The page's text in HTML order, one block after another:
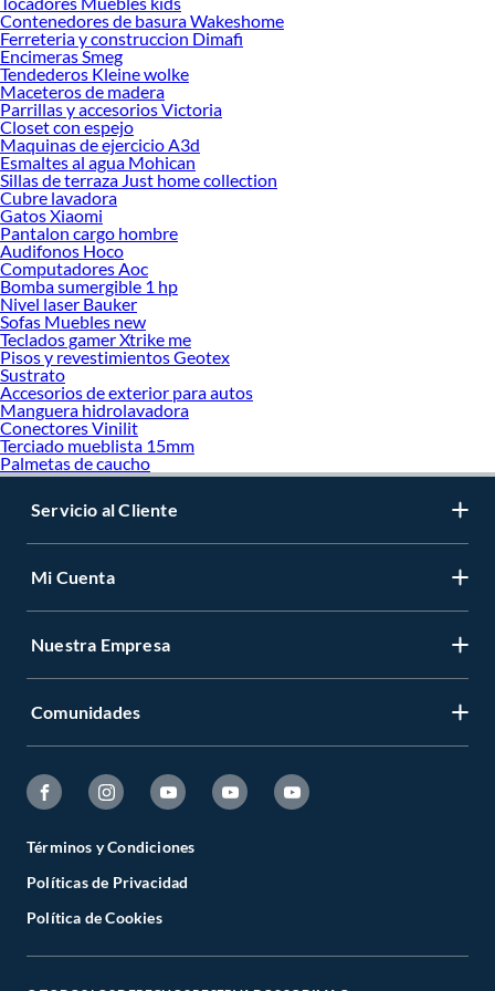
Contenedores de basura Wakeshome
Ferreteria y construccion Dimafi
Encimeras Smeg
Tendederos Kleine wolke
Maceteros de madera
Parrillas y accesorios Victoria
Closet con espejo
Maquinas de ejercicio A3d
Esmaltes al agua Mohican
Sillas de terraza Just home collection
Cubre lavadora
Gatos Xiaomi
Pantalon cargo hombre
Audifonos Hoco
Computadores Aoc
Bomba sumergible 1 hp
Nivel laser Bauker
Sofas Muebles new
Teclados gamer Xtrike me
Pisos y revestimientos Geotex
Sustrato
Accesorios de exterior para autos
Manguera hidrolavadora
Conectores Vinilit
Terciado mueblista 15mm
Palmetas de caucho
Servicio al Cliente
Mi Cuenta
Nuestra Empresa
Comunidades
Términos y Condiciones
Políticas de Privacidad
Política de Cookies